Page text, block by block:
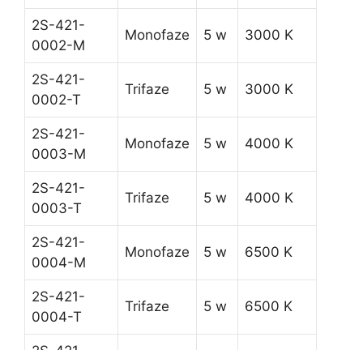
2S-421-
0002-M
Monofaze 5 w 3000 K
2S-421-
0002-T
Trifaze 5 w 3000 K
2S-421-
0003-M
Monofaze 5 w 4000 K
2S-421-
0003-T
Trifaze 5 w 4000 K
2S-421-
0004-M
Monofaze 5 w 6500 K
2S-421-
0004-T
Trifaze 5 w 6500 K